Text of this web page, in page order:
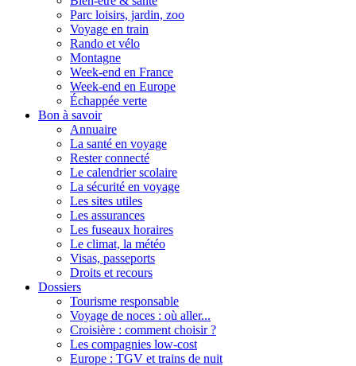
Parc loisirs, jardin, zoo
Voyage en train
Rando et vélo
Montagne
Week-end en France
Week-end en Europe
Échappée verte
Bon à savoir
Annuaire
La santé en voyage
Rester connecté
Le calendrier scolaire
La sécurité en voyage
Les sites utiles
Les assurances
Les fuseaux horaires
Le climat, la météo
Visas, passeports
Droits et recours
Dossiers
Tourisme responsable
Voyage de noces : où aller...
Croisière : comment choisir ?
Les compagnies low-cost
Europe : TGV et trains de nuit